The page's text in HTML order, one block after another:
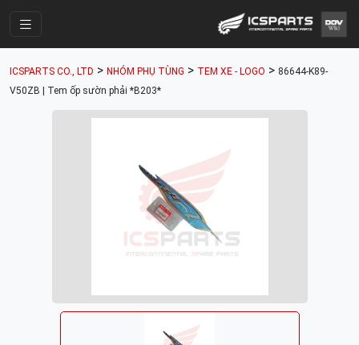
Cửa Hàng
Parts Catalogue
Nhóm Phụ Tùng
Tài khoản
ICSPARTS CO., LTD > NHÓM PHỤ TÙNG > TEM XE - LOGO > 86644-K89-
V50ZB | Tem ốp sườn phải *B203*